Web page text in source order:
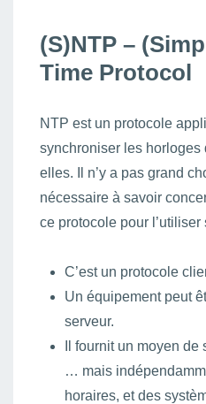
(S)NTP –
Time Protocol
NTP est un protocole
synchroniser les horloges
elles. Il n’y a pas grand
nécessaire à savoir
ce protocole pour l’utiliser
C’est un protocole
Un équipement peut
serveur.
Il fournit un moyen
… mais
horaires, et des